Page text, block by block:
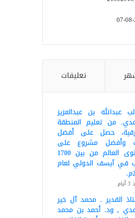
تعليقات
عبدالله بن عبدالعزيز
من تعليم المنطقة
حصل على أفضل
وأفضل مشروع على
مستوى العالم من بين 1700
في آيسف الدولي لعام
القدير . محمد آل خير
, ود. أحمد بن محمد